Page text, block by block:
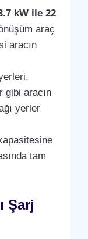
kW ile 22
araç
aracın
gibi aracın
yerler
tam
Şarj